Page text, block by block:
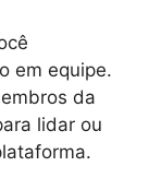
em equipe.
da
lidar ou